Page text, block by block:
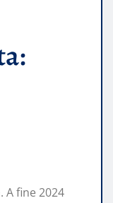
A fine 2024